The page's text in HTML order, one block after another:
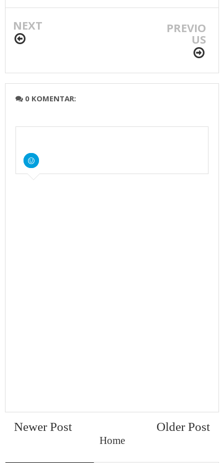
JK-Wiranto
13,89%
NEXT PREVIO
US
0 KOMENTAR:
Newer Post Older Post
Home